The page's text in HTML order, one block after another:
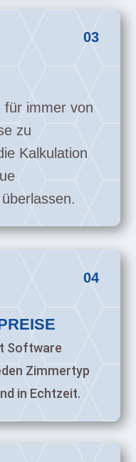
03
für immer von
zu
Kalkulation
04
Software
Zimmertyp
in Echtzeit.